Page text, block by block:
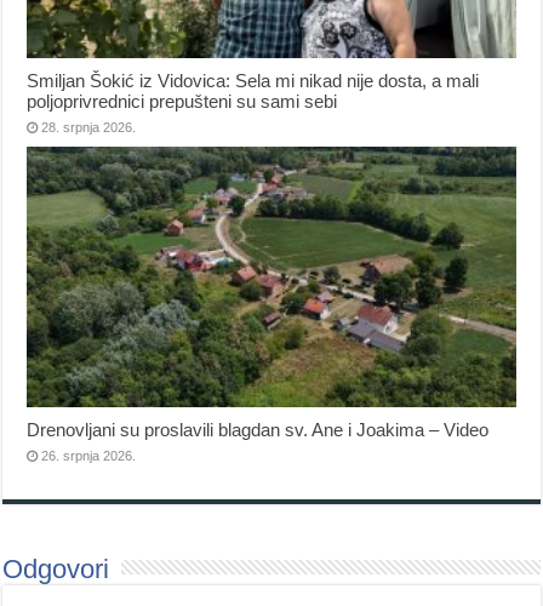
Smiljan Šokić iz Vidovica: Sela mi nikad nije dosta, a mali
poljoprivrednici prepušteni su sami sebi
28. srpnja 2026.
Drenovljani su proslavili blagdan sv. Ane i Joakima – Video
26. srpnja 2026.
Odgovori